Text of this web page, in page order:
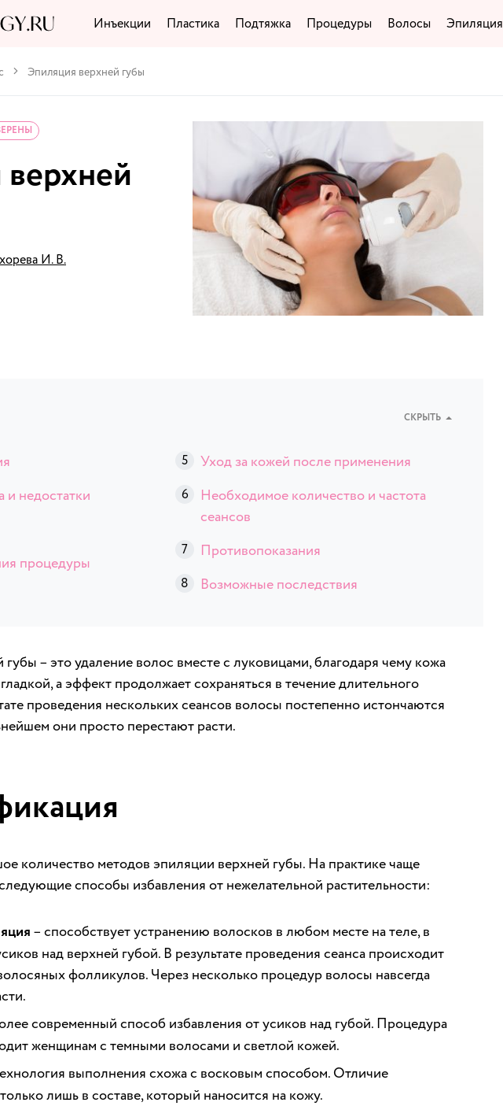
Инъекции Пластика Подтяжка Процедуры Волосы Эпиляция
Эпиляция верхней губы
И. В.
СКРЫТЬ
недостатки
процедуры
Уход за кожей после применения
Необходимое количество и частота
сеансов
Противопоказания
Возможные последствия
– это удаление волос вместе с луковицами, благодаря чему кожа
а эффект продолжает сохраняться в течение длительного
проведения нескольких сеансов волосы постепенно истончаются
они просто перестают расти.
количество методов эпиляции верхней губы. На практике чаще
способы избавления от нежелательной растительности:
– способствует устранению волосков в любом месте на теле, в
над верхней губой. В результате проведения сеанса происходит
фолликулов. Через несколько процедур волосы навсегда
современный способ избавления от усиков над губой. Процедура
женщинам с темными волосами и светлой кожей.
выполнения схожа с восковым способом. Отличие
лишь в составе, который наносится на кожу.